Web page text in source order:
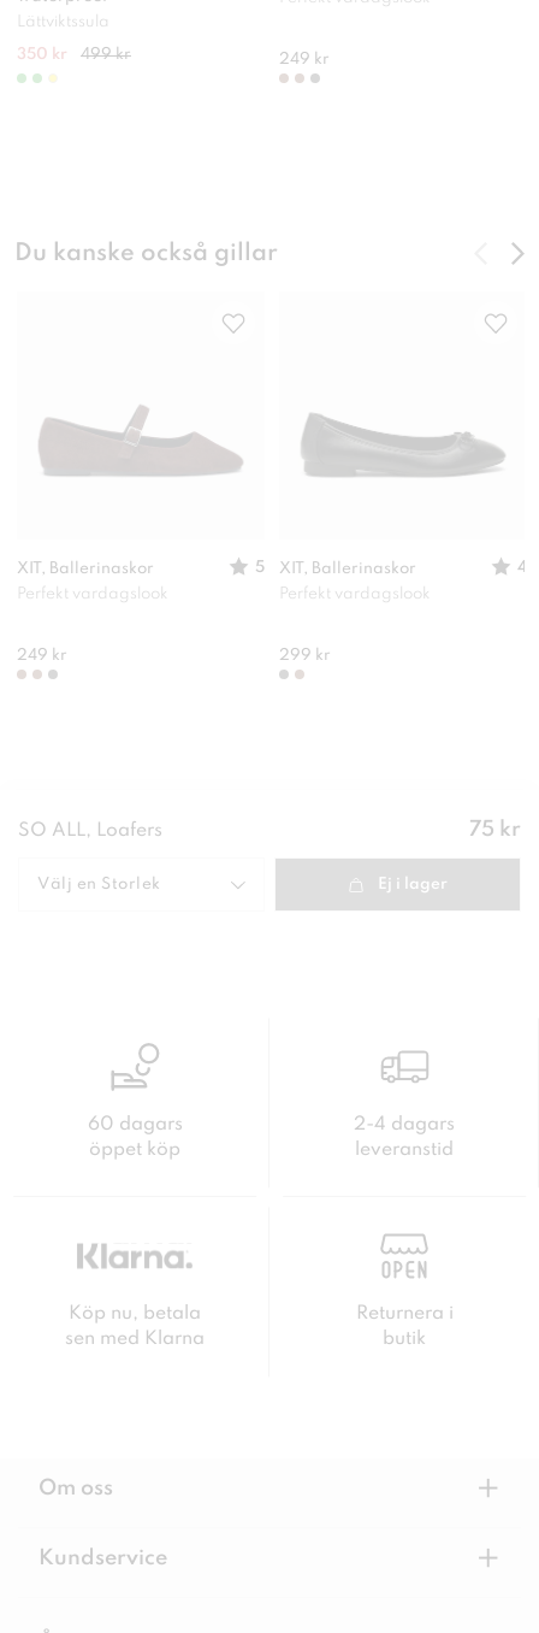
Lättviktssula
350 kr 499 kr 249 kr
Du kanske också gillar
XIT, Ballerinaskor
5
Perfekt vardagslook
249 kr
XIT, Ballerinaskor
4
Perfekt vardagslook
299 kr
SO ALL, Loafers Pris:
75 kr
Välj en Storlek Ej i lager
60 dagars
öppet köp
2-4 dagars
leveranstid
Köp nu, betala
sen med Klarna
Returnera i
butik
Om oss +
Kundservice +